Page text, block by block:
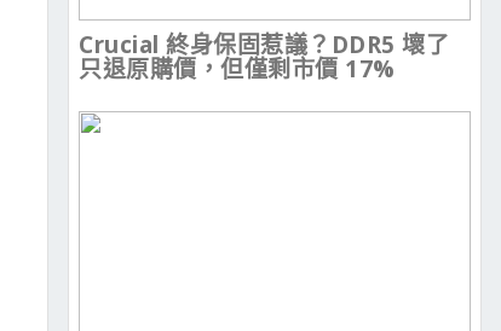
Crucial 終身保固惹議？DDR5 壞了
只退原購價，但僅剩市價 17%